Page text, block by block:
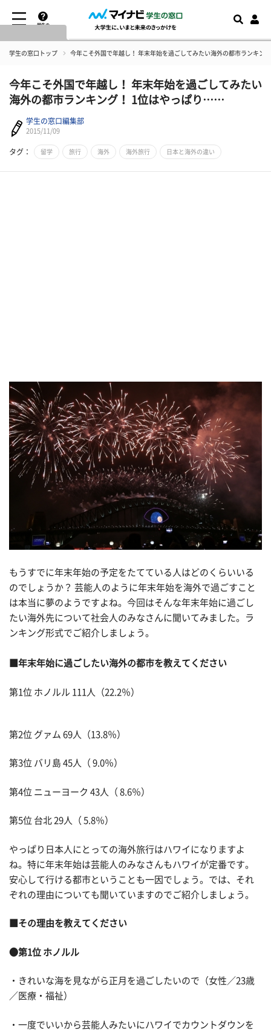
学生の
学生の窓口トップ 今年こそ外国で年越し！ 年末年始を過ごしてみたい海外の都市ランキ
​今年こそ外国で年越し！ 年末年始を過ごしてみたい
海外の都市ランキング！ 1位はやっぱり……
学生の窓口編集部
2015/11/09
タグ： 留学 旅行 海外 海外旅行 日本と海外の違い
もうすでに年末年始の予定をたてている人はどのくらいいる
のでしょうか？ 芸能人のように年末年始を海外で過ごすこと
は本当に夢のようですよね。今回はそんな年末年始に過ごし
たい海外先について社会人のみなさんに聞いてみました。ラ
ンキング形式でご紹介しましょう。
■年末年始に過ごしたい海外の都市を教えてください
第1位 ホノルル 111人（22.2％）
第2位 グァム 69人（13.8％）
第3位 バリ島 45人（ 9.0％）
第4位 ニューヨーク 43人（ 8.6％）
第5位 台北 29人（ 5.8％）
やっぱり日本人にとっての海外旅行はハワイになりますよ
ね。特に年末年始は芸能人のみなさんもハワイが定番です。
安心して行ける都市ということも一因でしょう。では、それ
ぞれの理由についても聞いていますのでご紹介しましょう。
■その理由を教えてください
●第1位 ホノルル
・きれいな海を見ながら正月を過ごしたいので（女性／23歳
／医療・福祉）
・一度でいいから芸能人みたいにハワイでカウントダウンを